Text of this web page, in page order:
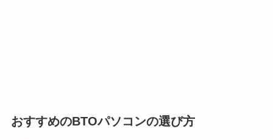
おすすめのBTOパソコンの選び方